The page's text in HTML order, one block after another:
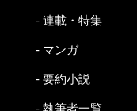
- 連載・特集
- マンガ
- 要約小説
- 執筆者一覧